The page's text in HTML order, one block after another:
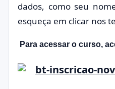
dados, como seu
esqueça em clicar nos
Para acessar o curso,